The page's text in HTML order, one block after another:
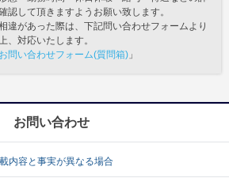
認して頂きますようお願い致します。
違があった際は、下記問い合わせフォームより
、対応いたします。
問い合わせフォーム(質問箱) 」
お問い合わせ
内容と事実が異なる場合